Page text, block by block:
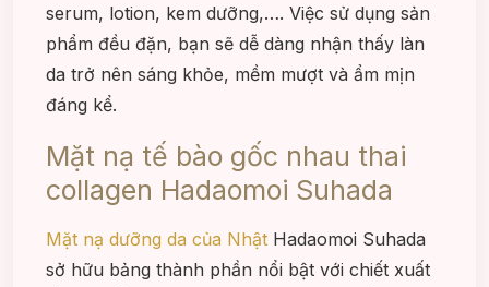
serum, lotion, kem dưỡng,…. Việc sử dụng sản
phẩm đều đặn, bạn sẽ dễ dàng nhận thấy làn
da trở nên sáng khỏe, mềm mượt và ẩm mịn
đáng kể.
Mặt nạ tế bào gốc nhau thai
collagen Hadaomoi Suhada
Mặt nạ dưỡng da của Nhật Hadaomoi Suhada
sở hữu bảng thành phần nổi bật với chiết xuất